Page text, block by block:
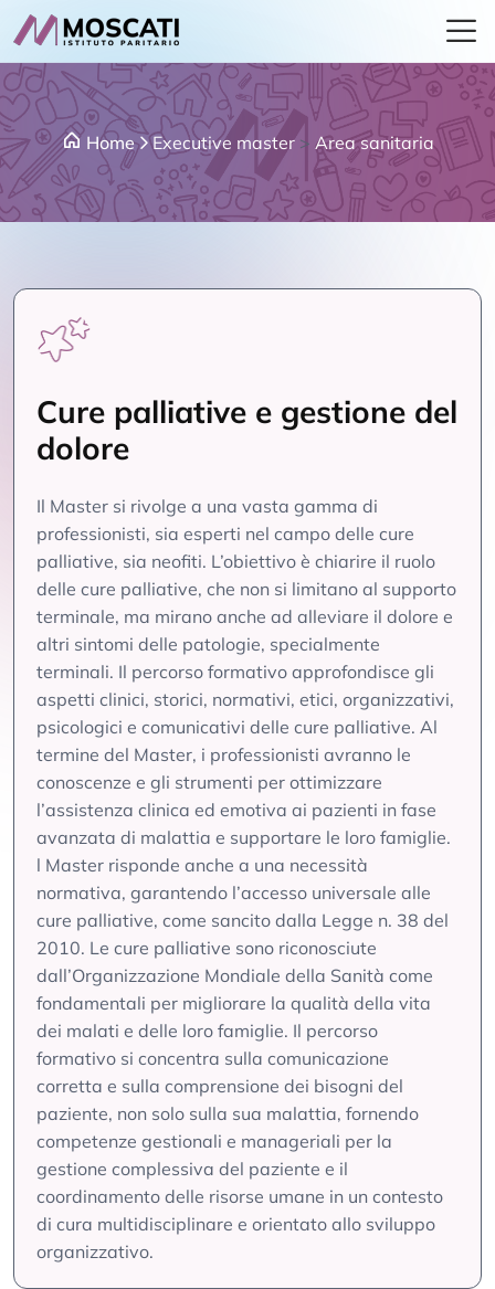
Home Executive master> Area sanitaria
Cure palliative e gestione del
dolore
Il Master si rivolge a una vasta gamma di
professionisti, sia esperti nel campo delle cure
palliative, sia neofiti. L’obiettivo è chiarire il ruolo
delle cure palliative, che non si limitano al supporto
terminale, ma mirano anche ad alleviare il dolore e
altri sintomi delle patologie, specialmente
terminali. Il percorso formativo approfondisce gli
aspetti clinici, storici, normativi, etici, organizzativi,
psicologici e comunicativi delle cure palliative. Al
termine del Master, i professionisti avranno le
conoscenze e gli strumenti per ottimizzare
l’assistenza clinica ed emotiva ai pazienti in fase
avanzata di malattia e supportare le loro famiglie.
l Master risponde anche a una necessità
normativa, garantendo l’accesso universale alle
cure palliative, come sancito dalla Legge n. 38 del
2010. Le cure palliative sono riconosciute
dall’Organizzazione Mondiale della Sanità come
fondamentali per migliorare la qualità della vita
dei malati e delle loro famiglie. Il percorso
formativo si concentra sulla comunicazione
corretta e sulla comprensione dei bisogni del
paziente, non solo sulla sua malattia, fornendo
competenze gestionali e manageriali per la
gestione complessiva del paziente e il
coordinamento delle risorse umane in un contesto
di cura multidisciplinare e orientato allo sviluppo
organizzativo.